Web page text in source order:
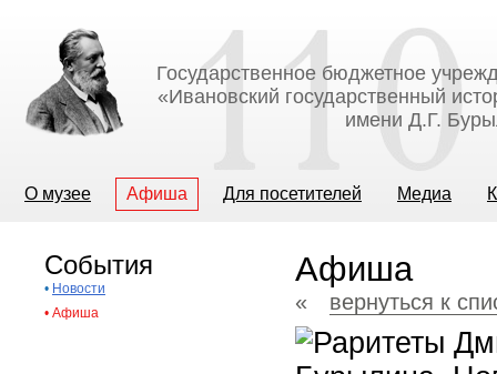
Государственное бюджетное
«Ивановский государственный
имени Д.Г.
О музее Афиша Для посетителей Медиа
События
• Новости
• Афиша
Афиша
« вернуться к